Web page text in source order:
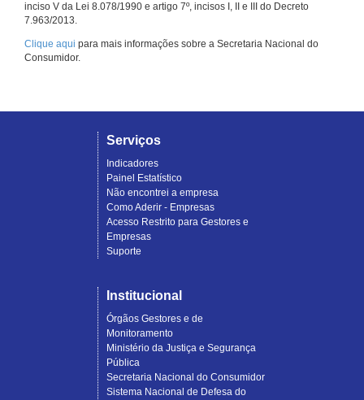
inciso V da Lei 8.078/1990 e artigo 7º, incisos I, II e III do Decreto
7.963/2013.
Clique aqui para mais informações sobre a Secretaria Nacional do
Consumidor.
Serviços
Indicadores
Painel Estatístico
Não encontrei a empresa
Como Aderir - Empresas
Acesso Restrito para Gestores e
Empresas
Suporte
Institucional
Órgãos Gestores e de
Monitoramento
Ministério da Justiça e Segurança
Pública
Secretaria Nacional do Consumidor
Sistema Nacional de Defesa do